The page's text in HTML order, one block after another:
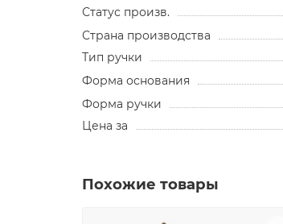
Статус произв.
Страна производства
Тип ручки
Форма основания
Форма ручки
Цена за
Похожие товары